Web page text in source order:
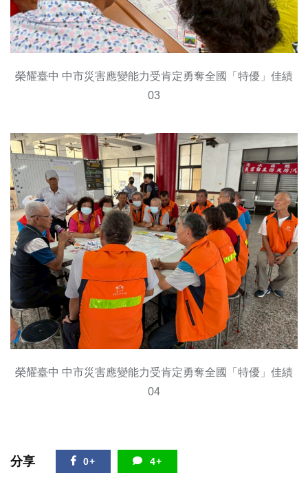
榮耀臺中 中市災害應變能力受肯定勇奪全國「特優」佳績
03
榮耀臺中 中市災害應變能力受肯定勇奪全國「特優」佳績
04
分享 0+ 4+